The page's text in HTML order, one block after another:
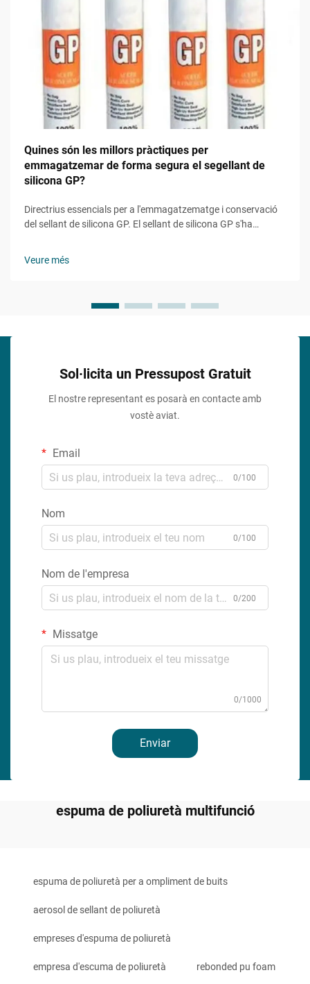
Quines són les millors pràctiques per
emmagatzemar de forma segura el segellant de
silicona GP?
Directrius essencials per a l'emmagatzematge i conservació
del sellant de silicona GP. El sellant de silicona GP s'ha
Veure més
Sol·licita un Pressupost Gratuit
El nostre representant es posarà en contacte amb
vostè aviat.
Email
0/100
Nom
0/100
Nom de l'empresa
0/200
Missatge
0/1000
Enviar
espuma de poliuretà multifunció
espuma de poliuretà per a ompliment de buits
aerosol de sellant de poliuretà
empreses d'espuma de poliuretà
empresa d'escuma de poliuretà rebonded pu foam